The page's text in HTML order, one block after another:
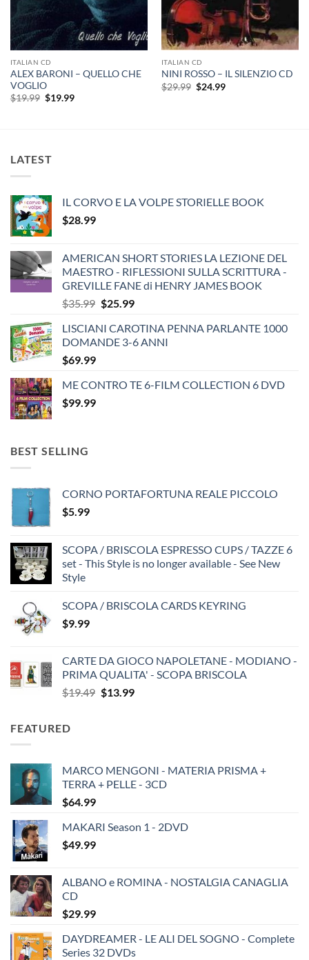
ITALIAN CD
ALEX BARONI – QUELLO CHE
VOGLIO
$19.99 Original
$19.99Current
ITALIAN CD
NINI ROSSO – IL SILENZIO CD
$29.99 Original
price
$24.99Current
LATEST
IL CORVO E LA VOLPE STORIELLE BOOK
$28.99
AMERICAN SHORT STORIES LA LEZIONE DEL
MAESTRO - RIFLESSIONI SULLA SCRITTURA -
GREVILLE FANE di HENRY JAMES BOOK
$35.99 Original
was:
$35.99.
$25.99Current
is:
$25.99.
LISCIANI CAROTINA PENNA PARLANTE 1000
DOMANDE 3-6 ANNI
$69.99
ME CONTRO TE 6-FILM COLLECTION 6 DVD
$99.99
BEST SELLING
CORNO PORTAFORTUNA REALE PICCOLO
$5.99
SCOPA / BRISCOLA ESPRESSO CUPS / TAZZE 6
set - This Style is no longer available - See New
Style
SCOPA / BRISCOLA CARDS KEYRING
$9.99
CARTE DA GIOCO NAPOLETANE - MODIANO -
PRIMA QUALITA' - SCOPA BRISCOLA
$19.49 Original
$13.99Current
FEATURED
MARCO MENGONI - MATERIA PRISMA +
TERRA + PELLE - 3CD
$64.99
MAKARI Season 1 - 2DVD
$49.99
ALBANO e ROMINA - NOSTALGIA CANAGLIA
CD
$29.99
DAYDREAMER - LE ALI DEL SOGNO - Complete
Series 32 DVDs